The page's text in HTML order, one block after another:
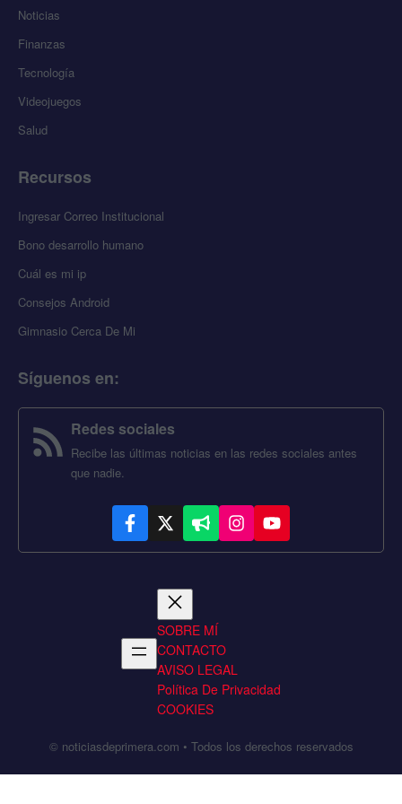
Noticias
Finanzas
Tecnología
Videojuegos
Salud
Recursos
Ingresar Correo Institucional
Bono desarrollo humano
Cuál es mi ip
Consejos Android
Gimnasio Cerca De Mi
Síguenos en:
Redes sociales
Recibe las últimas noticias en las redes sociales antes
que nadie.
SOBRE MÍ
CONTACTO
AVISO LEGAL
Política De Privacidad
COOKIES
© noticiasdeprimera.com • Todos los derechos reservados